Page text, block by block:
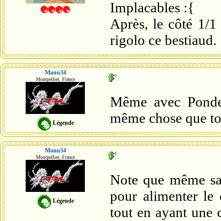
Implacables :{
Après, le côté 1/
rigolo ce bestiaud.
Manu34
Montpellier, France
Légende
Même avec
même chose que
Manu34
Montpellier, France
Légende
Note que même
pour alimenter le
tout en ayant une